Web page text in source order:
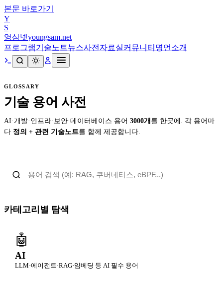
본문 바로가기
Y
S
영삼넷youngsam.net
프로그램기술노트뉴스사전 자료실커뮤니티 명언 소개
GLOSSARY
기술 용어 사전
AI·개발·인프라·보안·데이터베이스 용어 3000개 를 한곳에. 각 용어마
다 정의 + 관련 기술노트를 함께 제공합니다.
카테고리별 탐색
🤖
AI
LLM·에이전트·RAG·임베딩 등 AI 필수 용어